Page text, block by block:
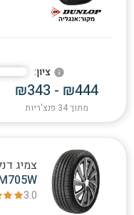
:ציון info
₪343 - ₪444
מתוך 34 פנצ'ריות
צמיג
3.0